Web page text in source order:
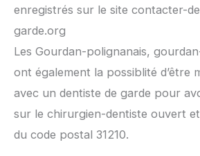
enregistrés sur le site contacter-
garde.org
Les Gourdan-polignanais,
ont également la possiblité d’être
avec un dentiste de garde pour
sur le chirurgien-dentiste ouvert
du code postal 31210.